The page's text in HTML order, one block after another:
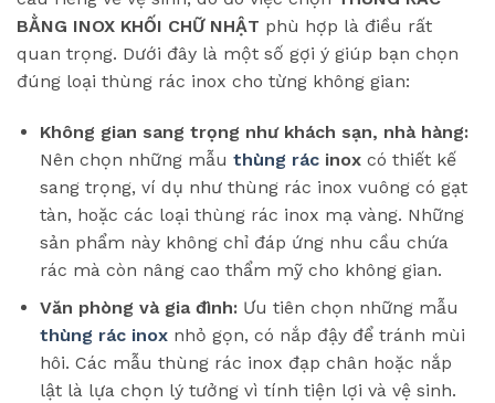
BẰNG INOX KHỐI CHỮ NHẬT phù hợp là điều rất
quan trọng. Dưới đây là một số gợi ý giúp bạn chọn
đúng loại thùng rác inox cho từng không gian:
Không gian sang trọng như khách sạn, nhà hàng:
Nên chọn những mẫu thùng rácinoxcó thiết kế
sang trọng, ví dụ như thùng rác inox vuông có gạt
tàn, hoặc các loại thùng rác inox mạ vàng. Những
sản phẩm này không chỉ đáp ứng nhu cầu chứa
rác mà còn nâng cao thẩm mỹ cho không gian.
Văn phòng và gia đình:Ưu tiên chọn những mẫu
thùng rác inoxnhỏ gọn, có nắp đậy để tránh mùi
hôi. Các mẫu thùng rác inox đạp chân hoặc nắp
lật là lựa chọn lý tưởng vì tính tiện lợi và vệ sinh.